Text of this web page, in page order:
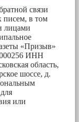
связи
писем, в том
лицами
«Призыв»
ИНН
область,
шоссе, д.
или